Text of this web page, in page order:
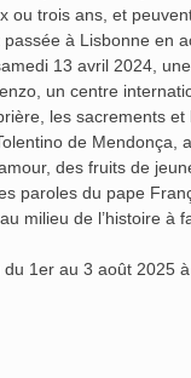
ou trois ans, et
passée à Lisbonne en
13 avril 2024,
un centre
les sacrements
de
des fruits de
paroles du pape
milieu de l’histoire
1er au 3 août 2025 à